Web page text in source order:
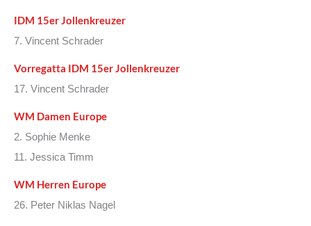
IDM 15er Jollenkreuzer
7. Vincent Schrader
Vorregatta IDM 15er Jollenkreuzer
17. Vincent Schrader
WM Damen Europe
2. Sophie Menke
11. Jessica Timm
WM Herren Europe
26. Peter Niklas Nagel